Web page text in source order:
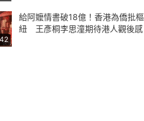
給阿嬤情書破18億！香港為僑批樞
紐 王彥桐李思潼期待港人觀後感